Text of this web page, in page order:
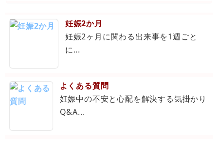
妊娠2か月
妊娠2ヶ月に関わる出来事を1週ごと
に...
よくある質問
妊娠中の不安と心配を解決する気掛かり
Q&A...